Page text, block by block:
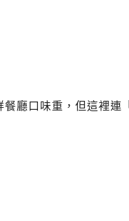
廳口味重，但這裡連